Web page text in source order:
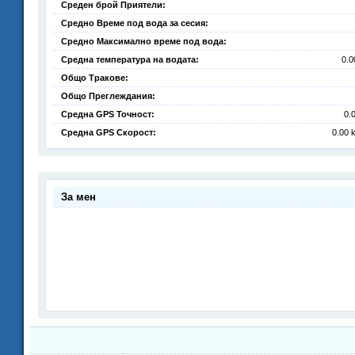
Среден брой Приятели:
Средно Време под вода за сесия:
Средно Максимално време под вода:
Средна температура на водата:
Общо Тракове:
Общо Преглеждания:
Средна GPS Точност:
Средна GPS Скорост:
0.00
За мен